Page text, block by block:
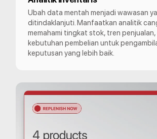
Ubah data mentah menjadi wawasan
ditindaklanjuti. Manfaatkan analitik
memahami tingkat stok, tren penjualan,
kebutuhan pembelian untuk
keputusan yang lebih baik.